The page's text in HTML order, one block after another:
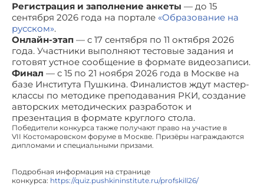
Регистрация и заполнение анкеты — до 15
сентября 2026 года на портале «Образование на
русском».
Онлайн-этап — с 17 сентября по 11 октября 2026
года. Участники выполняют тестовые задания и
готовят устное сообщение в формате видеозаписи.
Финал — с 15 по 21 ноября 2026 года в Москве на
базе Института Пушкина. Финалистов ждут мастер-
классы по методике преподавания РКИ, создание
авторских методических разработок и
презентация в формате круглого стола.
Победители конкурса также получают право на участие в
VII Костомаровском форуме в Москве. Призёры награждаются
дипломами и специальными призами.
Подробная информация на странице
конкурса: https://quiz.pushkininstitute.ru/profskill26/